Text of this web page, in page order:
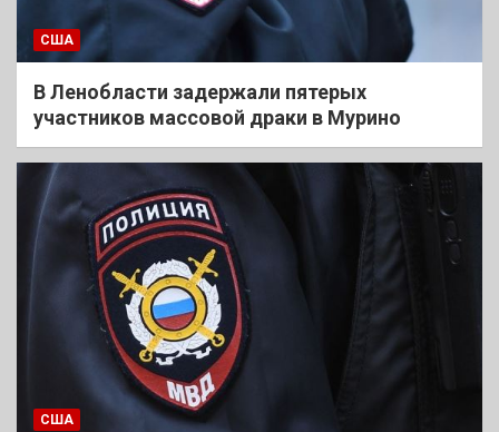
США
В Ленобласти задержали пятерых
участников массовой драки в Мурино
США